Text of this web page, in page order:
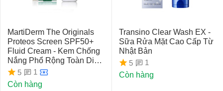
MartiDerm The Originals
Proteos Screen SPF50+
Fluid Cream - Kem Chống
Nắng Phổ Rộng Toàn Diện
Ngừa Lão Hóa, Nám Da
5
1
Còn hàng
Transino Clear Wash EX -
Sữa Rửa Mặt Cao Cấp Từ
Nhật Bản
5
1
Còn hàng